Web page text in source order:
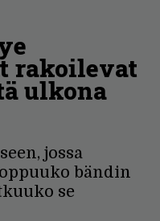
rakoilevat
ulkona
jossa
bändin
se